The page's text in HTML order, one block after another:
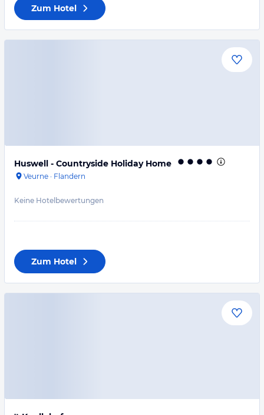
Zum Hotel
Huswell - Countryside Holiday Home
Veurne · Flandern
Keine Hotelbewertungen
Zum Hotel